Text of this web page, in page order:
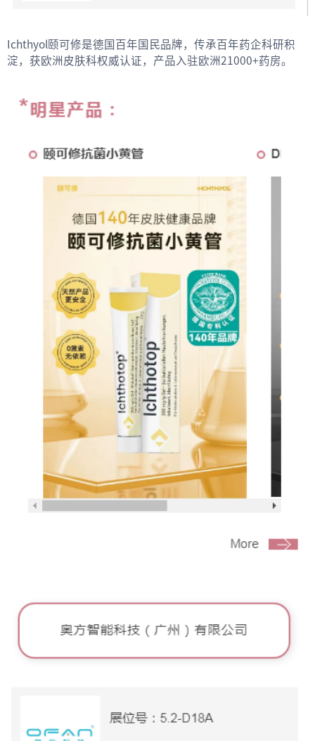
Ichthyol颐可修是德国百年国民品牌，传承百年药企科研积
淀，获欧洲皮肤科权威认证，产品入驻欧洲21000+药房。